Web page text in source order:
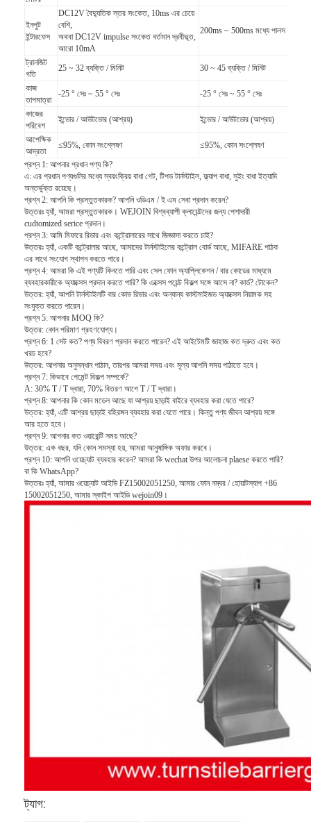
আমাদের সম্বন্ধে
কারখানা পরিদর্শন
গুণমান নিয়ন্ত্রণ
খবর
মামলা
এখন চ্যাট করুন
turnstile ব্যারিয়ার গেইট
পার্কিং ব্যারিয়ার গেট
স্বয়ংক্রিয় ব্যারিয়ার গেইট
টোল গেট বাধা
বুoom ব্যারিয়ার গেট
গাড়ি পার্কিং ব্যারিয়ার গেট
ত্রিপাক্ষ ঘূর্ণন গেট
বিজ্ঞাপন বাধা
অ-বসন্ত বাধা গেট
অ্যাক্সেস কন্ট্রোল টানস্টাইল গেট
ইনপুট
ইন্টারফেস
DC12V বৈদ্যুতিক স্তর সংকেত, 10ms এর চেয়ে
বেশি,
অথবা DC12V impulse সংকেত বর্তমান দ্রবীভূত,
আরো 10mA
200ms ~ 500ms মধ্যে পালস সঙ্গে
ট্রানজিট
গতি
25 ~ 32 ব্যক্তি / মিনিট 30 ~ 45 ব্যক্তি / মিনিট
কাজ
তাপমাত্রা
-25 ° সেঃ ~ 55 ° সেঃ -25 ° সেঃ ~ 55 ° সেঃ
কাজের
পরিবেশ
ইন্ডোর / আউটডোর (আশ্রয়) ইন্ডোর / আউটডোর (আশ্রয়)
আপেক্ষিক
আদ্রতা
≤95%, কোন সংশ্লেষণ
≤95%, কোন সংশ্লেষণ
প্রশ্ন 1: আপনার প্রধান পণ্য কি?
এ: এর প্রধান পণ্যগুলির মধ্যে স্বয়ংক্রিয় বাধা গেট, টিপড টার্নস্টাইল, ফ্ল্যাপ বাধা, সুইং বাধা ইত্যাদি
অন্তর্ভুক্ত রয়েছে।
প্রশ্ন 2: আপনি কি প্রস্তুতকারক? আপনি ওডিএম / ই এম সেবা প্রদান করেন?
উত্তরঃ হ্যাঁ, আমরা প্রস্তুতকারক। WEJOIN বিশ্বব্যাপী ক্লায়েন্টদের জন্য পেশাদারী
cudtomized serice প্রদান।
প্রশ্ন 3: আমি মিফারে রিডার এবং কন্ট্রোলারের সাথে জিজ্ঞাসা করতে চাই?
উত্তরঃ হ্যাঁ, একটি কন্ট্রোলার আছে, আমাদের টার্নস্টাইলের কন্ট্রোল বোর্ড আছে, MIFARE পাঠক
এর সাথে সংযোগ স্থাপন করতে পারে।
প্রশ্ন 4: আমরা কি এই পণ্যটি কিনতে পারি এবং সেল ফোন অ্যাপ্লিকেশন / বার কোডের মাধ্যমে
ব্যবহারকারীকে অ্যাক্সেস প্রদান করতে পারি? কি এক্সেস পয়েন্ট বিকল্প সঙ্গে আসে না? কার্ড? টোকেন?
উত্তর: হ্যাঁ, আপনি টার্নস্টাইলটি বার কোড রিডার এবং অন্যান্য কাস্টমাইজড অ্যাক্সেস নিয়ামক সহ
সংযুক্ত করতে পারেন।
প্রশ্ন 5: আপনার MOQ কি?
উত্তর: কোন পরিমাণ গ্রহণযোগ্য।
প্রশ্ন 6: 1 সেট কত? পণ্য বিবরণ প্রদান করতে পারেন? এই আইটেমটি জাহাজ কত দ্রুত এবং কত
খরচ হবে?
উত্তর: আপনার অনুসন্ধান পাঠান, তারপর আমরা সময় এবং মূল্য আপনি সময় পাঠাতে হবে।
প্রশ্ন 7: কিভাবে পেমেন্ট বিকল্প সম্পর্কে?
A: 30% T / T দ্বারা, 70% বিতরণ আগে T / T দ্বারা।
প্রশ্ন 8: আপনার কি কোন মডেল আছে যা আশ্রয় ছাড়াই বাইরে ব্যবহার করা যেতে পারে?
উত্তর: হ্যাঁ, এটি আশ্রয় ছাড়াই বহিরঙ্গন ব্যবহার করা যেতে পারে। কিন্তু পণ্য জীবন আশ্রয় সঙ্গে
আর হতে হবে।
প্রশ্ন 9: আপনার কত ওয়ারেন্টি সময় আছে?
উত্তর: এক বছর, যদি কোন সমস্যা হয়, আমরা আনুষাঙ্গিক অফার করবে।
প্রশ্ন 10: আপনি ওয়েচ্যাট ব্যবহার করেন? আমরা কি wechat উপর আলোচনা plaese করতে পারি?
বা কি WhatsApp?
উত্তরঃ হ্যাঁ, আমার ওয়েচ্যাট আইডি FZ15002051250, আমার ফোন নম্বর / হোয়াটস্যাপ +86
15002051250, আমার স্কাইপ আইডি wejoin09।
ট্যাগ: